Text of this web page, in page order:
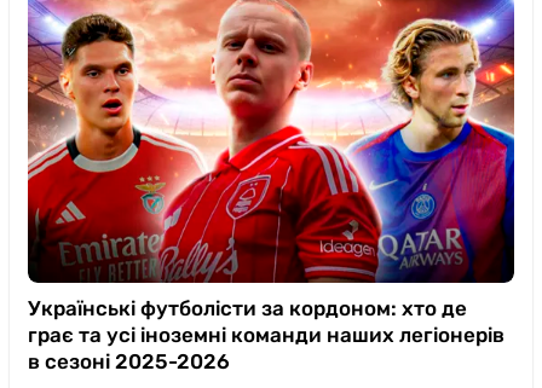
Українські футболісти за кордоном: хто де
грає та усі іноземні команди наших легіонерів
в сезоні 2025-2026